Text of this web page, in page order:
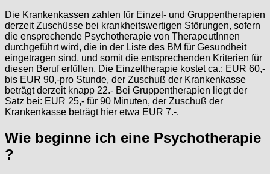
Die Krankenkassen zahlen für Einzel- und Gruppentherapien
derzeit Zuschüsse bei krankheitswertigen Störungen, sofern
die ensprechende Psychotherapie von TherapeutInnen
durchgeführt wird, die in der Liste des BM für Gesundheit
eingetragen sind, und somit die entsprechenden Kriterien für
diesen Beruf erfüllen. Die Einzeltherapie kostet ca.: EUR 60,-
bis EUR 90,-pro Stunde, der Zuschuß der Krankenkasse
beträgt derzeit knapp 22.- Bei Gruppentherapien liegt der
Satz bei: EUR 25,- für 90 Minuten, der Zuschuß der
Krankenkasse beträgt hier etwa EUR 7.-.
Wie beginne ich eine Psychotherapie
?